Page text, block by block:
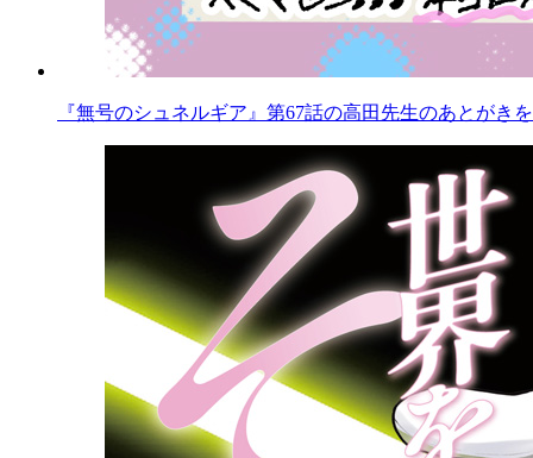
『無号のシュネルギア』第67話の高田先生のあとがき